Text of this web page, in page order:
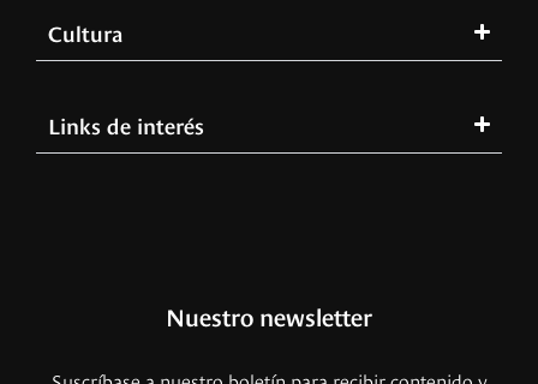
Cultura
Links de interés
Nuestro newsletter